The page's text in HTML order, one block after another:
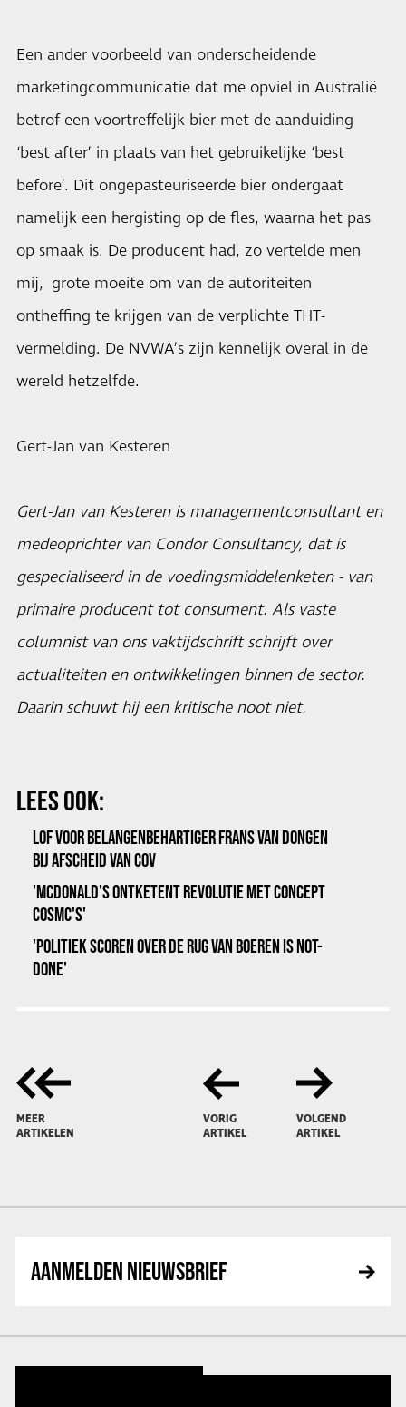
Een ander voorbeeld van onderscheidende
marketingcommunicatie dat me opviel in Australië
betrof een voortreffelijk bier met de aanduiding
‘best after’ in plaats van het gebruikelijke ‘best
before’. Dit ongepasteuriseerde bier ondergaat
namelijk een hergisting op de fles, waarna het pas
op smaak is. De producent had, zo vertelde men
mij, grote moeite om van de autoriteiten
ontheffing te krijgen van de verplichte THT-
vermelding. De NVWA’s zijn kennelijk overal in de
wereld hetzelfde.
Gert-Jan van Kesteren
Gert-Jan van Kesteren is managementconsultant en
medeoprichter van Condor Consultancy, dat is
gespecialiseerd in de voedingsmiddelenketen - van
primaire producent tot consument. Als vaste
columnist van ons vaktijdschrift schrijft over
actualiteiten en ontwikkelingen binnen de sector.
Daarin schuwt hij een kritische noot niet.
LEES OOK:
LOF VOOR BELANGENBEHARTIGER FRANS VAN DONGEN
BIJ AFSCHEID VAN COV
'MCDONALD'S ONTKETENT REVOLUTIE MET CONCEPT
COSMC'S'
'POLITIEK SCOREN OVER DE RUG VAN BOEREN IS NOT-
DONE'
MEER
ARTIKELEN
VORIG
ARTIKEL
VOLGEND
ARTIKEL
AANMELDEN NIEUWSBRIEF